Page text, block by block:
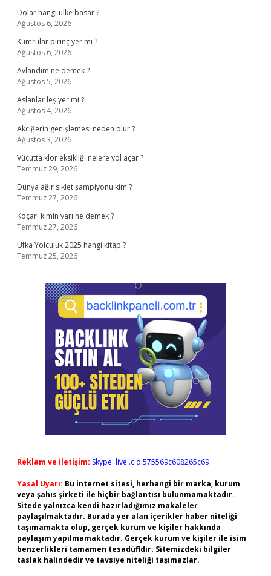
Dolar hangi ülke basar ?
Ağustos 6, 2026
Kumrular pirinç yer mi ?
Ağustos 6, 2026
Avlandım ne demek ?
Ağustos 5, 2026
Aslanlar leş yer mi ?
Ağustos 4, 2026
Akciğerin genişlemesi neden olur ?
Ağustos 3, 2026
Vücutta klor eksikliği nelere yol açar ?
Temmuz 29, 2026
Dünya ağır sıklet şampiyonu kim ?
Temmuz 27, 2026
Koçari kimin yarı ne demek ?
Temmuz 27, 2026
Ufka Yolculuk 2025 hangi kitap ?
Temmuz 25, 2026
Reklam ve İletişim: Skype: live:.cid.575569c608265c69
Yasal Uyarı: Bu internet sitesi, herhangi bir marka, kurum
veya şahıs şirketi ile hiçbir bağlantısı bulunmamaktadır.
Sitede yalnızca kendi hazırladığımız makaleler
paylaşılmaktadır. Burada yer alan içerikler haber niteliği
taşımamakta olup, gerçek kurum ve kişiler hakkında
paylaşım yapılmamaktadır. Gerçek kurum ve kişiler ile isim
benzerlikleri tamamen tesadüfidir. Sitemizdeki bilgiler
taslak halindedir ve tavsiye niteliği taşımazlar.